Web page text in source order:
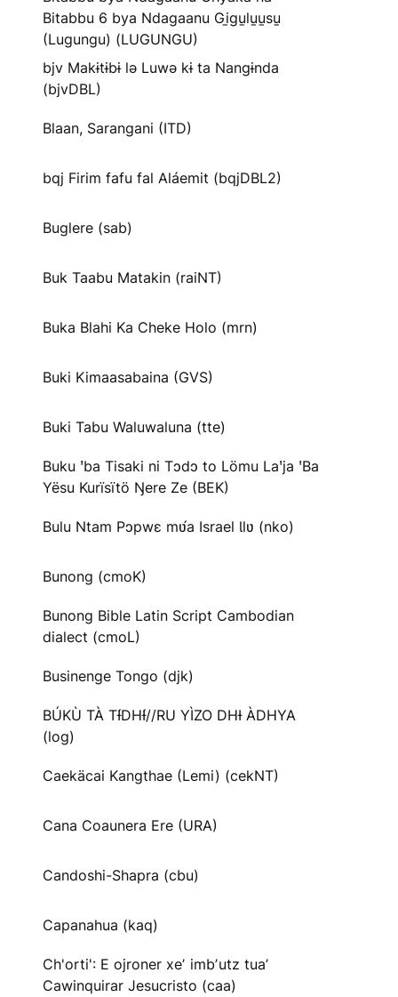
Bitabbu 6 bya Ndagaanu Gi̱gu̱lu̱u̱su̱
(Lugungu) (LUGUNGU)
bjv Makɨtɨbɨ lə Luwə kɨ ta Nangɨnda
(bjvDBL)
Blaan, Sarangani (ITD)
bqj Firim fafu fal Aláemit (bqjDBL2)
Buglere (sab)
Buk Taabu Matakin (raiNT)
Buka Blahi Ka Cheke Holo (mrn)
Buki Kimaasabaina (GVS)
Buki Tabu Waluwaluna (tte)
Buku ꞌba Tisaki ni Tɔdɔ to Lömu Laꞌja ꞌBa
Yësu Kurïsïtö Ŋere Ze (BEK)
Bulu Ntam Pɔpwɛ mʋ́a Israel Ɩlʋ (nko)
Bunong (cmoK)
Bunong Bible Latin Script Cambodian
dialect (cmoL)
Businenge Tongo (djk)
BÚKÙ TÀ TƗ́DHƗ́//RU YÌZO DHƗ ÀDHYA
(log)
Caekäcai Kangthae (Lemi) (cekNT)
Cana Coaunera Ere (URA)
Candoshi-Shapra (cbu)
Capanahua (kaq)
Ch'orti': E ojroner xeʼ imbʼutz tuaʼ
Cawinquirar Jesucristo (caa)